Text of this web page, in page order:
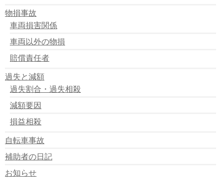
物損事故
車両損害関係
車両以外の物損
賠償責任者
過失と減額
過失割合・過失相殺
減額要因
損益相殺
自転車事故
補助者の日記
お知らせ